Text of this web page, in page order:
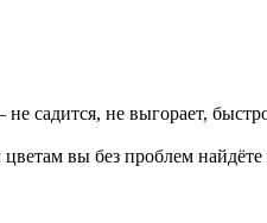
садится, не выгорает,
вы без проблем найдёте